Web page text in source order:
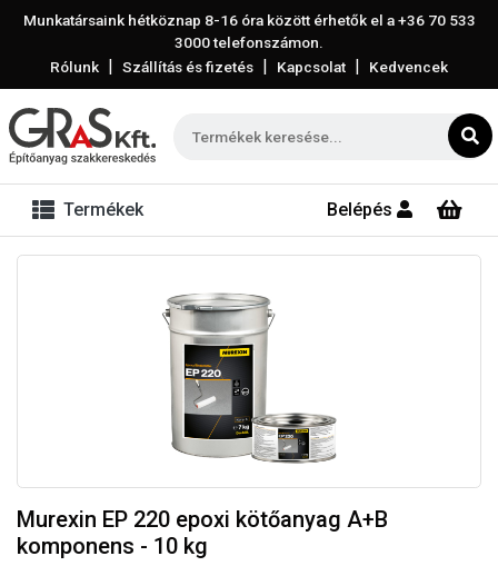
Munkatársaink hétköznap 8-16 óra között érhetők el a+36 70 533
3000telefonszámon.
Rólunk | Szállítás és fizetés | Kapcsolat | Kedvencek
Termékek Belépés
Murexin EP 220 epoxi kötőanyag A+B
komponens - 10 kg